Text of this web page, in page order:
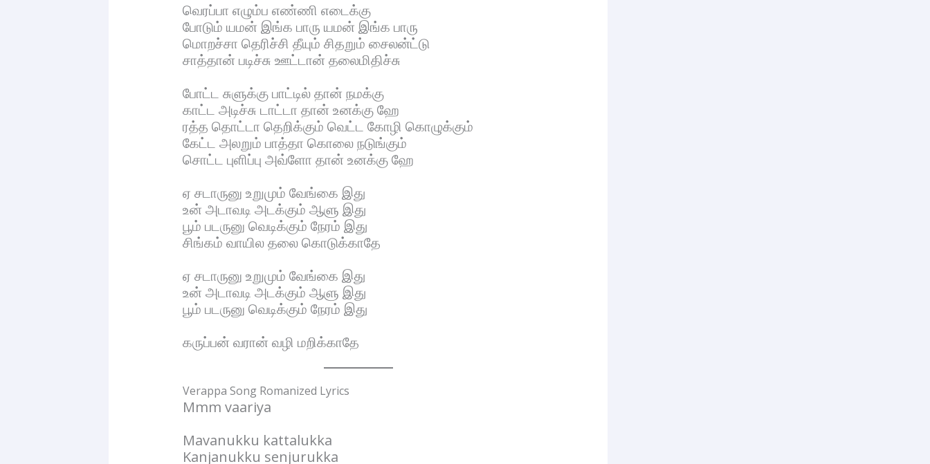
வெரப்பா எழும்ப எண்ணி எடைக்கு
போடும் யமன் இங்க பாரு யமன் இங்க பாரு
மொறச்சா தெரிச்சி தீயும் சிதறும் சைலன்ட்டு
சாத்தான் படிச்சு ஊட்டான் தலைமிதிச்சு
போட்ட சுளுக்கு பாட்டில் தான் நமக்கு
காட்ட அடிச்சு டாட்டா தான் உனக்கு ஹே
ரத்த தொட்டா தெறிக்கும் வெட்ட கோழி கொழுக்கும்
கேட்ட அலறும் பாத்தா கொலை நடுங்கும்
சொட்ட புளிப்பு அவ்ளோ தான் உனக்கு ஹே
ஏ சடாருனு உறுமும் வேங்கை இது
உன் அடாவடி அடக்கும் ஆளு இது
பூம் படருனு வெடிக்கும் நேரம் இது
சிங்கம் வாயில தலை கொடுக்காதே
ஏ சடாருனு உறுமும் வேங்கை இது
உன் அடாவடி அடக்கும் ஆளு இது
பூம் படருனு வெடிக்கும் நேரம் இது
கருப்பன் வரான் வழி மறிக்காதே
Verappa Song Romanized Lyrics
Mmm vaariya
Mavanukku kattalukka
Kanjanukku senjurukka